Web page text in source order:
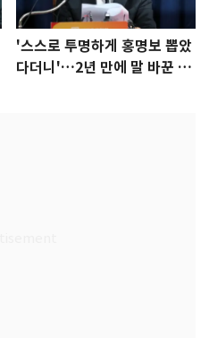
'스스로 투명하게 홍명보 뽑았
다더니'…2년 만에 말 바꾼 이